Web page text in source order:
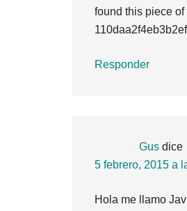
found this piece
Responder
Gus dice
5 febrero, 2015 a
Hola me llamo